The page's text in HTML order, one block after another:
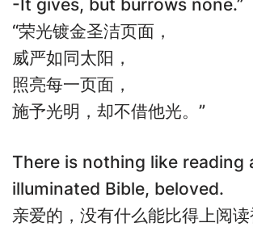
-It gives, but burrows none.”
“荣光镀金圣洁页面，
威严如同太阳，
照亮每一页面，
施予光明，却不借他光。”
There is nothing like reading
illuminated Bible, beloved.
亲爱的，没有什么能比得上阅